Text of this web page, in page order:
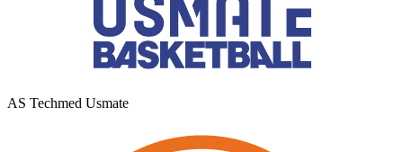
AS Techmed Usmate